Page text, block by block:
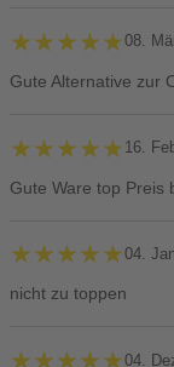
★★★★★
★★★★★08.
Gute Alternative zur
★★★★★
★★★★★ 16.
Gute Ware top Preis
★★★★★
★★★★★04.
nicht zu toppen
★★★★★
★★★★★04.